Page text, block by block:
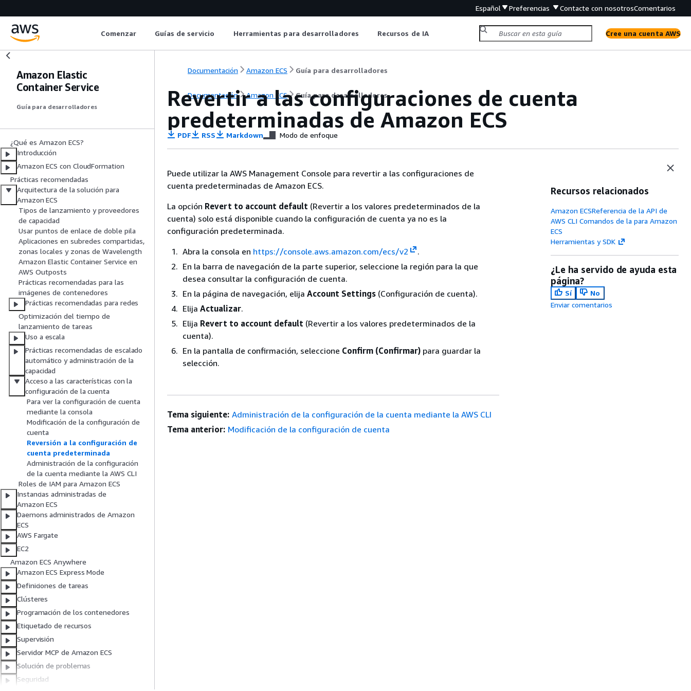
Español Preferencias Contacte con nosotrosComentarios
Comenzar Guías de servicio Herramientas para desarrolladores Recursos de IA Cree una cuenta AWS
Amazon Elastic
Container Service
Guía para desarrolladores
¿Qué es Amazon ECS?
Introducción
Amazon ECS con CloudFormation
Prácticas recomendadas
Arquitectura de la solución para
Amazon ECS
Tipos de lanzamiento y proveedores
de capacidad
Usar puntos de enlace de doble pila
Aplicaciones en subredes compartidas,
zonas locales y zonas de Wavelength
Amazon Elastic Container Service en
AWS Outposts
Prácticas recomendadas para las
imágenes de contenedores
Prácticas recomendadas para redes
Optimización del tiempo de
lanzamiento de tareas
Uso a escala
Prácticas recomendadas de escalado
automático y administración de la
capacidad
Acceso a las características con la
configuración de la cuenta
Para ver la configuración de cuenta
mediante la consola
Modificación de la configuración de
cuenta
Reversión a la configuración de
cuenta predeterminada
Administración de la configuración
de la cuenta mediante la AWS CLI
Roles de IAM para Amazon ECS
Instancias administradas de
Amazon ECS
Daemons administrados de Amazon
ECS
AWS Fargate
EC2
Amazon ECS Anywhere
Amazon ECS Express Mode
Definiciones de tareas
Clústeres
Programación de los contenedores
Etiquetado de recursos
Supervisión
Servidor MCP de Amazon ECS
Solución de problemas
Seguridad
Documentación Amazon ECS Guía para desarrolladores
Documentación Amazon ECS Guía para desarrolladores
Revertir a las configuraciones de cuenta
predeterminadas de Amazon ECS
PDF RSS Markdown Modo de enfoque
Puede utilizar la AWS Management Console para revertir a las configuraciones de
cuenta predeterminadas de Amazon ECS.
La opción Revert to account default (Revertir a los valores predeterminados de la
cuenta) solo está disponible cuando la configuración de cuenta ya no es la
configuración predeterminada.
Abra la consola en https://console.aws.amazon.com/ecs/v2
.
En la barra de navegación de la parte superior, seleccione la región para la que
desea consultar la configuración de cuenta.
En la página de navegación, elija Account Settings (Configuración de cuenta).
Elija Actualizar.
Elija Revert to account default (Revertir a los valores predeterminados de la
cuenta).
En la pantalla de confirmación, seleccione Confirm (Confirmar) para guardar la
selección.
Recursos relacionados
Amazon ECSReferencia de la API de
AWS CLI Comandos de la para Amazon
ECS
Herramientas y SDK
¿Le ha servido de ayuda esta
página?
Sí
No
Enviar comentarios
Tema siguiente: Administración de la configuración de la cuenta mediante la AWS CLI
Tema anterior: Modificación de la configuración de cuenta